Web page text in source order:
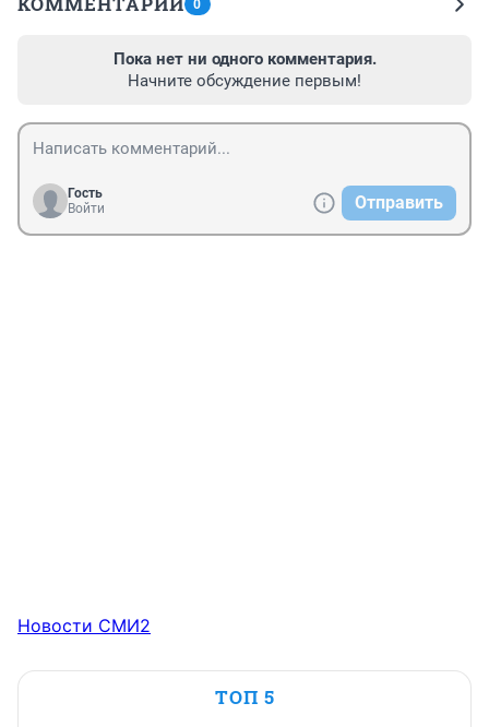
0
Пока нет ни одного комментария.
Начните обсуждение первым!
Гость
Войти
Отправить
Новости СМИ2
ТОП 5